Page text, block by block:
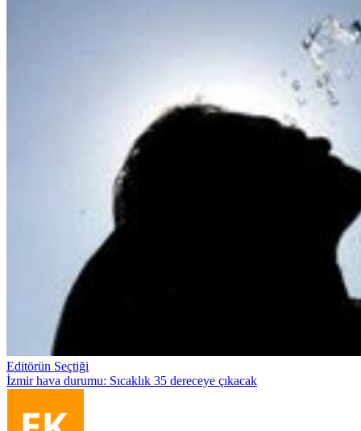
Editörün Seçtiği
İzmir hava durumu: Sıcaklık 35 dereceye çıkacak